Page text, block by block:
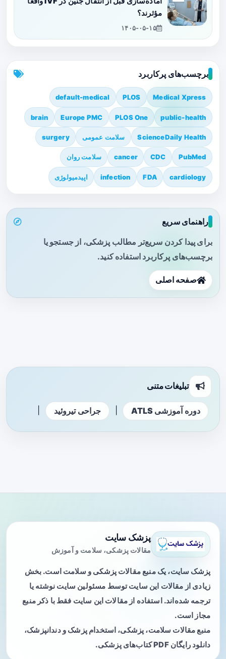
مؤثرند؟
۱۴۰۵-۰۵-۱۵
برچسب‌های پرکاربرد
Medical Xpress
PLOS
default-medical
public-health
PLOS One
Europe PMC
brain
ScienceDaily Health سلامت عمومی surgery
PubMed
CDC
cancer سلامت روان
cardiology
FDA
infection اپیدمیولوژی
راهنمای سریع
برای پیدا کردن سریع‌تر مطالب پزشکی، از جستجو یا
برچسب‌های پرکاربرد استفاده کنید.
صفحه اصلی
تبلیغات متنی
دوره آموزشی ATLS جراحی تیروئید
پزشک سایت
مقالات پزشکی، سلامت و آموزش
پزشک سایت، یک منبع مقالات پزشکی و سلامت است. بخش
زیادی از مقالات این سایت توسط مسئولین سایت نوشته یا
ترجمه شده‌اند. استفاده از مقالات این سایت فقط با ذکر منبع
مجاز است.
منبع مقالات سلامت، پزشکی، استخدام پزشک و دندانپزشک،
دانلود رایگان PDF کتاب‌های پزشکی.